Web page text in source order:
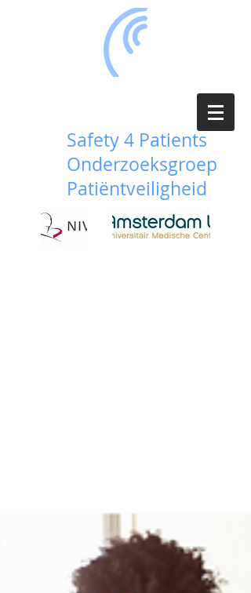
Safety 4 Patients
Onderzoeksgroep
Patiëntveiligheid